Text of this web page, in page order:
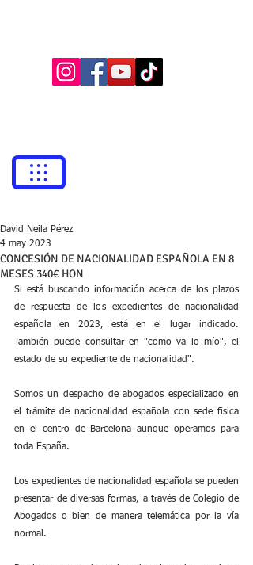
CONCESIÓN DE NACIONALIDAD ESPAÑOLA EN 8
MESES 340€ HON
David Neila Pérez
4 may 2023
Si está buscando información acerca de los plazos
de respuesta de los expedientes de nacionalidad
española en 2023, está en el lugar indicado.
También puede consultar en "como va lo mío", el
estado de su expediente de nacionalidad".
Somos un despacho de abogados especializado en
el trámite de nacionalidad española con sede física
en el centro de Barcelona aunque operamos para
toda España.
Los expedientes de nacionalidad española se pueden
presentar de diversas formas, a través de Colegio de
Abogados o bien de manera telemática por la vía
normal.